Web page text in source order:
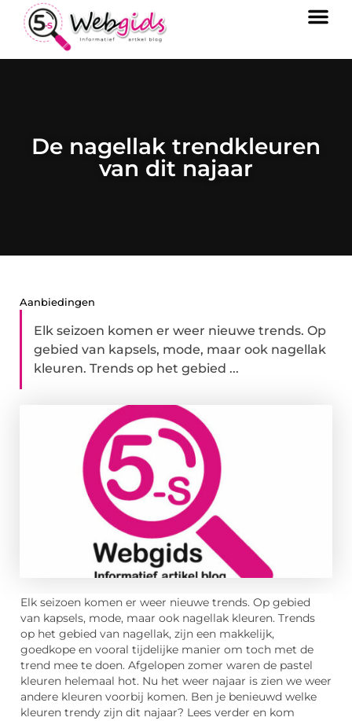
De nagellak trendkleuren
van dit najaar
Aanbiedingen
Elk seizoen komen er weer nieuwe trends. Op
gebied van kapsels, mode, maar ook nagellak
kleuren. Trends op het gebied ...
Elk seizoen komen er weer nieuwe trends. Op gebied
van kapsels, mode, maar ook nagellak kleuren. Trends
op het gebied van nagellak, zijn een makkelijk,
goedkope en vooral tijdelijke manier om toch met de
trend mee te doen. Afgelopen zomer waren de pastel
kleuren helemaal hot. Nu het weer najaar is zien we weer
andere kleuren voorbij komen. Ben je benieuwd welke
kleuren trendy zijn dit najaar? Lees verder en kom